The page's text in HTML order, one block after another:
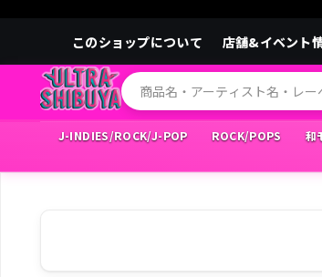
このショップについて 店舗&イベント
J-INDIES/ROCK/J-POP ROCK/POPS 和